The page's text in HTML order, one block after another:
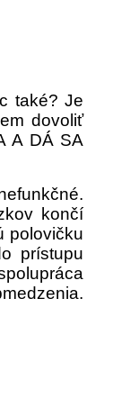
také? Je
dovoliť
A DÁ SA
končí
polovičku
prístupu